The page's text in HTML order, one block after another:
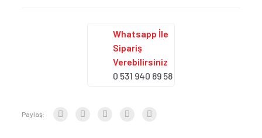
Whatsapp İle
Sipariş
Verebilirsiniz
0 531 940 89 58
Paylaş: